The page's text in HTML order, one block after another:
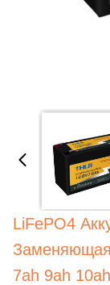
LiFePO4
7ah 9ah